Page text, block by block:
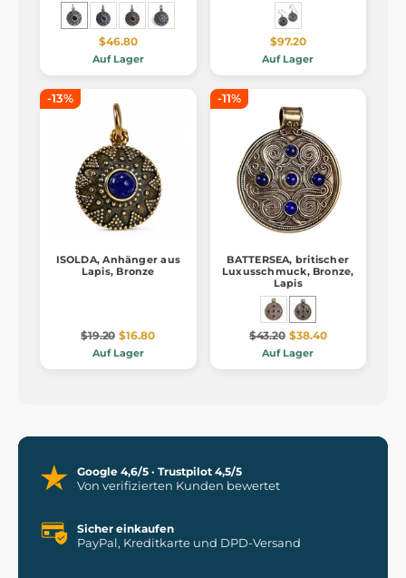
$46.80
Auf Lager
$97.20
Auf Lager
-13%
ISOLDA, Anhänger aus
Lapis, Bronze
$19.20 $16.80
Auf Lager
-11%
BATTERSEA, britischer
Luxusschmuck, Bronze,
Lapis
$43.20 $38.40
Auf Lager
Google 4,6/5 · Trustpilot 4,5/5
Von verifizierten Kunden bewertet
Sicher einkaufen
PayPal, Kreditkarte und DPD-Versand